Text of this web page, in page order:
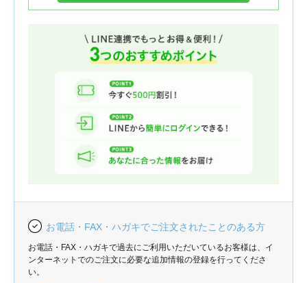
お電話・FAX・ハガキでご注文されたことのある方
お電話・FAX・ハガキで過去にご利用いただいているお客様は、イ
ンターネットでのご注文に必要な追加情報の登録を行ってくださ
い。